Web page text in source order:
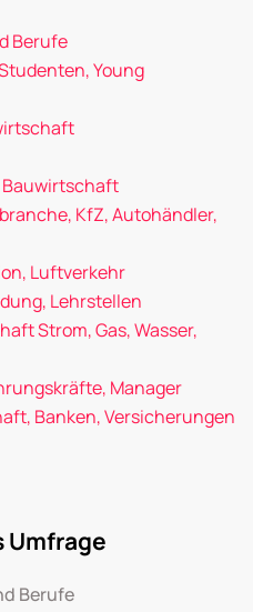
Berufe
Young
Bauwirtschaft
KfZ, Autohändler,
Luftverkehr
Lehrstellen
Strom, Gas, Wasser,
Manager
Banken, Versicherungen
Umfrage
Berufe